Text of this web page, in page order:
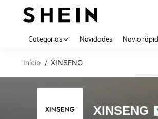
Categorias Novidades Navio
Início / XINSENG
XINSENG